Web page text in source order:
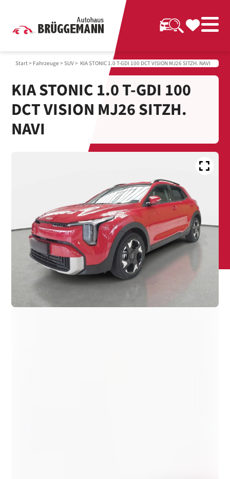
Start> Fahrzeuge > SUV> KIA STONIC 1.0 T-GDI 100 DCT VISION MJ26 SITZH. NAVI
KIA STONIC 1.0 T-GDI 100
DCT VISION MJ26 SITZH.
NAVI